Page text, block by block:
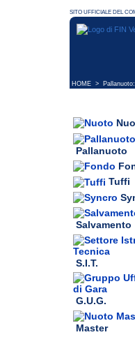
HOME > Pallanuoto:
Pallanuoto
Tuffi
Salvamento
S.I.T.
G.U.G.
Master